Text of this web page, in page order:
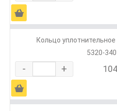
Ä
Кольцо уплотнительное
5320-
- +
Ä